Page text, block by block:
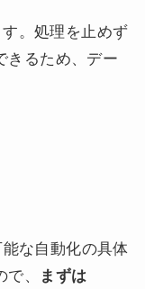
。処理を止めず
きるため、デー
な自動化の具体
、
まずは